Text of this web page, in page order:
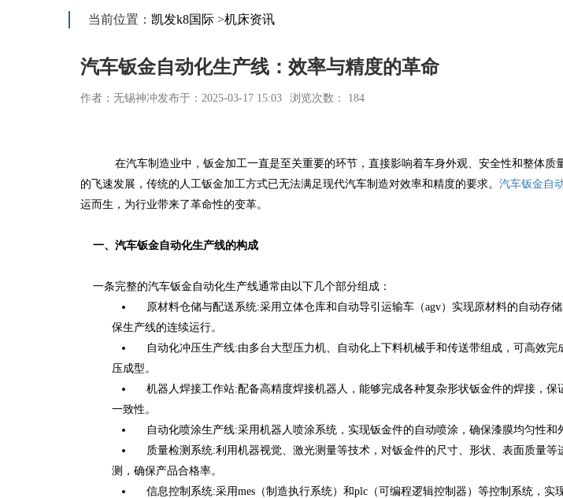
当前位置：凯发k8国际 >机床资讯
汽车钣金自动化生产线：效率与精度的革命
作者：无锡神冲发布于：2025-03-17 15:03 浏览次数： 184
在汽车制造业中，钣金加工一直是至关重要的环节，直接影响着车身外观、安全性和整体质
的飞速发展，传统的人工钣金加工方式已无法满足现代汽车制造对效率和精度的要求。 汽车钣金自
运而生，为行业带来了革命性的变革。
一、汽车钣金自动化生产线的构成
一条完整的汽车钣金自动化生产线通常由以下几个部分组成：
原材料仓储与配送系统:采用立体仓库和自动导引运输车（agv）实现原材料的自动存
保生产线的连续运行。
自动化冲压生产线:由多台大型压力机、自动化上下料机械手和传送带组成，可高效完
压成型。
机器人焊接工作站:配备高精度焊接机器人，能够完成各种复杂形状钣金件的焊接，保
一致性。
自动化喷涂生产线:采用机器人喷涂系统，实现钣金件的自动喷涂，确保漆膜均匀性和
质量检测系统:利用机器视觉、激光测量等技术，对钣金件的尺寸、形状、表面质量等
测，确保产品合格率。
信息控制系统:采用mes（制造执行系统）和plc（可编程逻辑控制器）等控制系统，实